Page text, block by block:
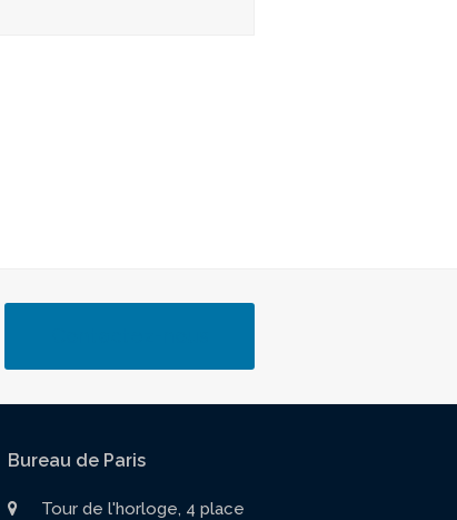
Bureau de Paris
Tour de l'horloge, 4 place